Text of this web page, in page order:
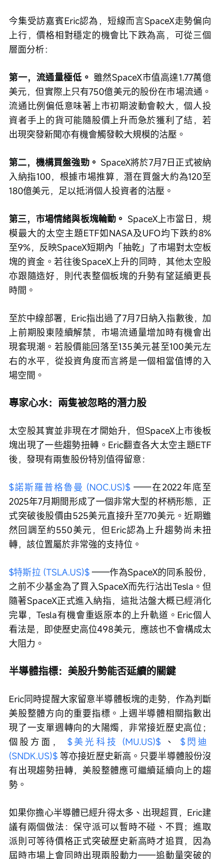
今集受訪嘉賓Eric認為，短線而言SpaceX走勢偏向
上行，價格相對穩定的機會比下跌為高，可從三個
層面分析：
第一，流通量極低。 雖然SpaceX市值高達1.77萬億
美元，但實際上只有750億美元的股份在市場流通。
流通比例偏低意味著上市初期波動會較大，個人投
資者手上的貨可能隨股價上升而急於獲利了結，若
出現突發新聞亦有機會觸發較大規模的沽壓。
第二，機構買盤強勁。 SpaceX將於7月7日正式被納
入納指100，根據市場推算，潛在買盤大約為120至
180億美元，足以抵消個人投資者的沽壓。
第三，市場情緒與板塊輪動。 SpaceX上市當日，規
模最大的太空主題ETF如NASA及UFO均下跌約8%
至9%，反映SpaceX短期內「抽乾」了市場對太空板
塊的資金。若往後SpaceX上升的同時，其他太空股
亦跟隨造好，則代表整個板塊的升勢有望延續更長
時間。
至於中線部署，Eric指出過了7月7日納入指數後，加
上前期股東陸續解禁，市場流通量增加時有機會出
現套現潮。若股價能回落至135美元甚至100美元左
右的水平，從投資角度而言將是一個相當值博的入
場空間。
專家心水：兩隻被忽略的潛力股
太空股其實並非現在才開始升，但SpaceX上市後板
塊出現了一些趨勢扭轉。Eric翻查各大太空主題ETF
後，發現有兩隻股份特別值得留意：
$諾斯羅普格魯曼 (NOC.US)$ ——在2022年底至
2025年7月期間形成了一個非常大型的杯柄形態，正
式突破後股價由525美元直接升至770美元。近期雖
然回調至約550美元，但Eric認為上升趨勢尚未扭
轉，該位置屬於非常強的支持位。
$特斯拉 (TSLA.US)$ ——作為SpaceX的同系股份，
之前不少基金為了買入SpaceX而先行沽出Tesla。但
隨著SpaceX正式進入納指，這批沽盤大概已經消化
完畢，Tesla有機會重返原本的上升軌道。Eric個人
看法是，即使歷史高位498美元，應該也不會構成太
大阻力。
半導體指標：美股升勢能否延續的關鍵
Eric同時提醒大家留意半導體板塊的走勢，作為判斷
美股整體方向的重要指標。上週半導體相關指數出
現了一支單週轉向的大陽燭，非常接近歷史高位；
個股方面， $美光科技 (MU.US)$ 、 $閃迪
(SNDK.US)$ 等亦接近歷史新高。只要半導體股份沒
有出現趨勢扭轉，美股整體應可繼續延續向上的趨
勢。
如果你擔心半導體已經升得太多、出現超買，Eric建
議有兩個做法：保守派可以暫時不碰、不買；進取
派則可等待價格正式突破歷史新高時才追買，因為
屆時市場上會同時出現兩股動力——追動量突破的